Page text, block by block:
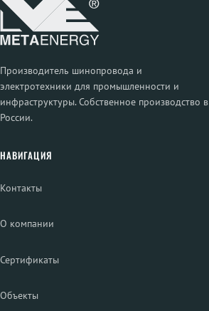
Производитель шинопровода и
электротехники для промышленности и
инфраструктуры. Собственное производство в
России.
НАВИГАЦИЯ
Контакты
О компании
Сертификаты
Объекты